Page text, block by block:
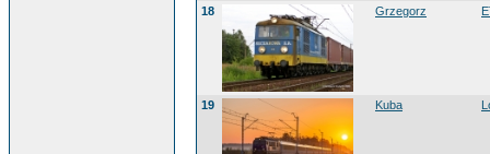
18 Grzegorz
19 Kuba